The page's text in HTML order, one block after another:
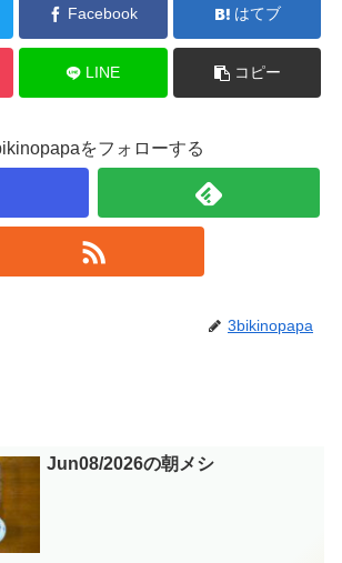
Facebook はてブ
LINE コピー
をフォローする
3bikinopapa
Jun08/2026の朝メシ